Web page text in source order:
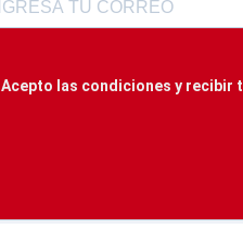
Acepto las condiciones y recibir